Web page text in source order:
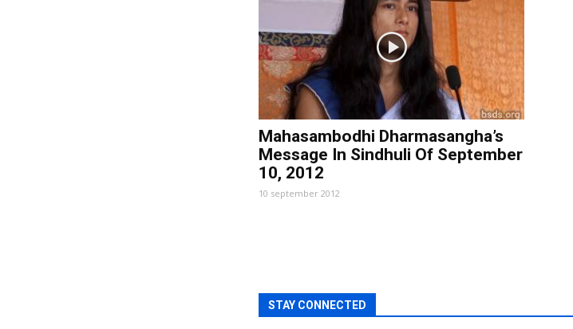
Mahasambodhi Dharmasangha’s
Message In Sindhuli Of September
10, 2012
10 september 2012
STAY CONNECTED